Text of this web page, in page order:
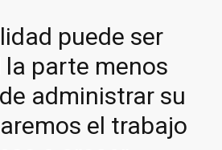
puede ser
la parte menos
administrar su
el trabajo